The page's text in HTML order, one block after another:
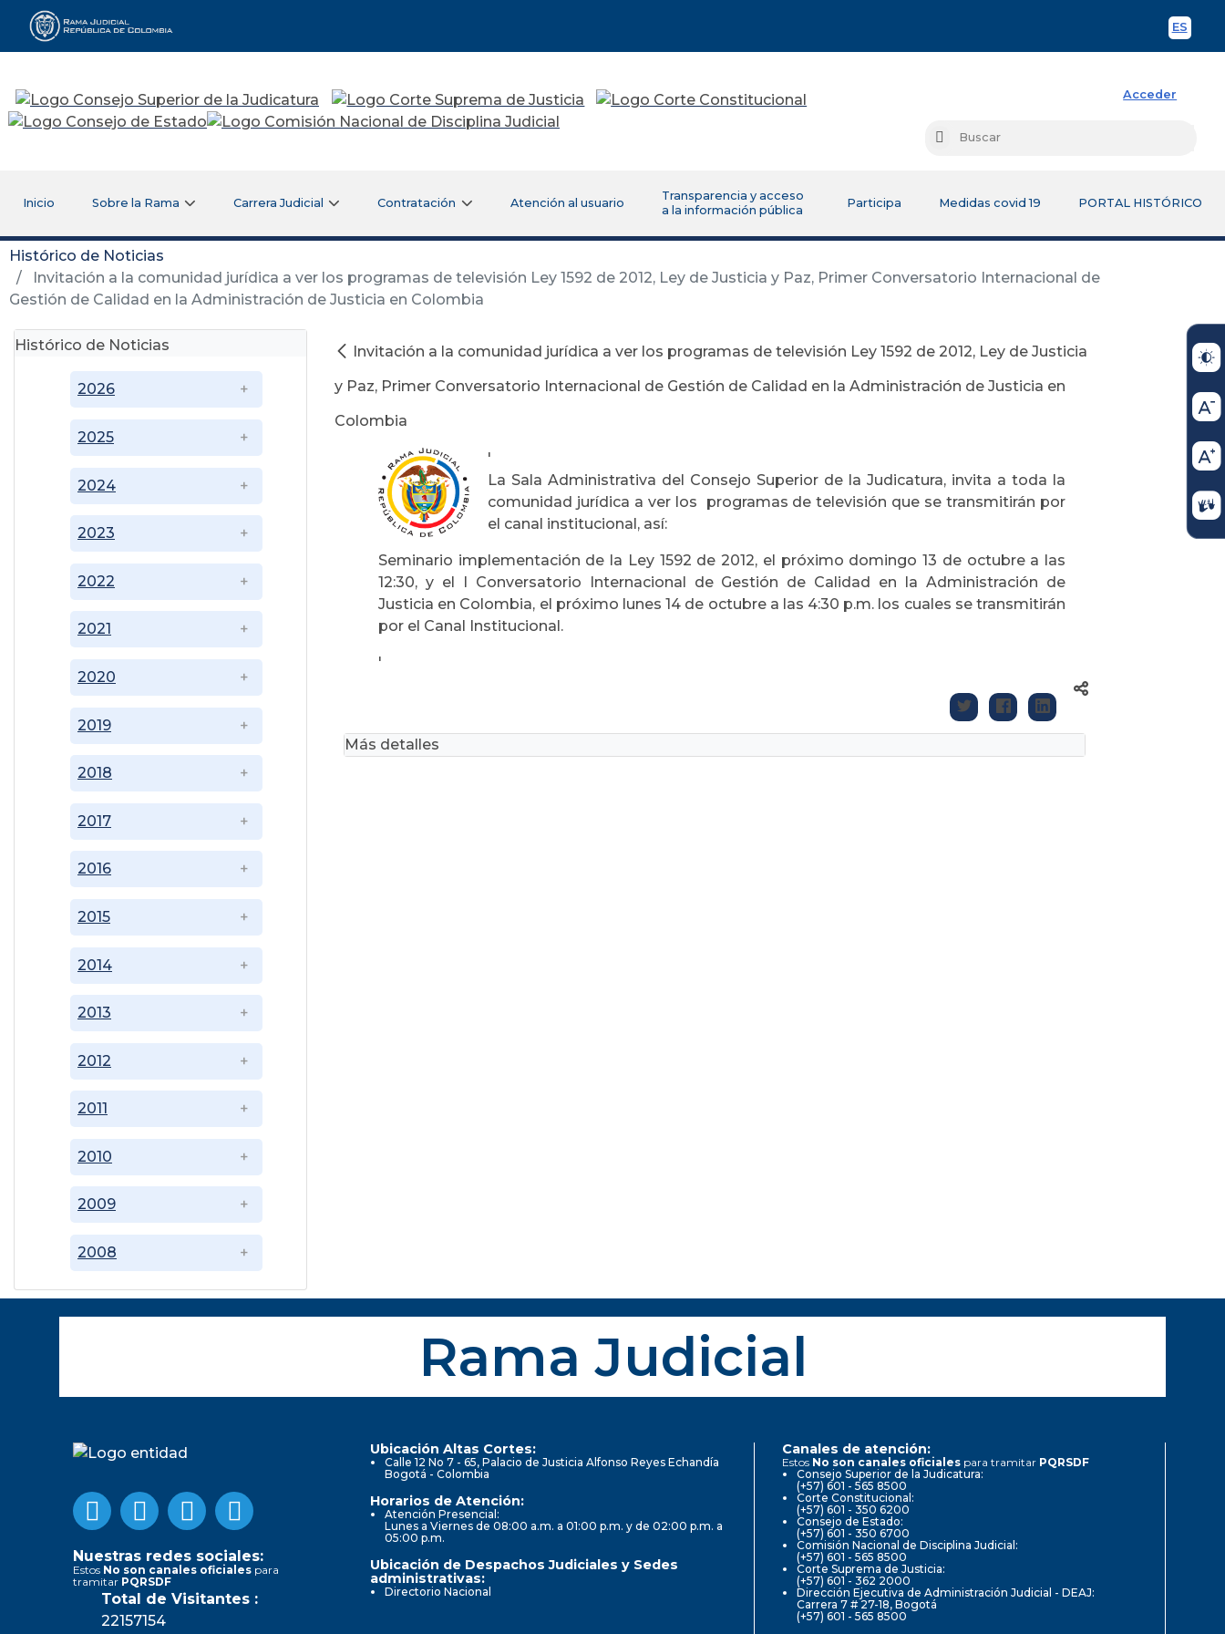
ES
Rama Judicial
Acceder
Buscar
Inicio Sobre la Rama Carrera Judicial Contratación Atención al usuario
Transparencia y acceso
a la información pública
Participa Medidas covid 19 PORTAL HISTÓRICO
Histórico de Noticias
Invitación a la comunidad jurídica a ver los programas de televisión Ley 1592 de 2012, Ley de Justicia y Paz, Primer Conversatorio Internacional de
Gestión de Calidad en la Administración de Justicia en Colombia
Histórico de Noticias
2008
2009
2010
2011
2012
2013
2014
2015
2016
2017
2018
2019
2020
2021
2022
2023
2024
2025
2026
Invitación a la comunidad jurídica a ver los programas de televisión Ley 1592 de 2012, Ley de Justicia
y Paz, Primer Conversatorio Internacional de Gestión de Calidad en la Administración de Justicia en
Colombia
'
La Sala Administrativa del Consejo Superior de la Judicatura, invita a toda la
comunidad jurídica a ver los programas de televisión que se transmitirán por
el canal institucional, así:
Seminario implementación de la Ley 1592 de 2012, el próximo domingo 13 de octubre a las
12:30, y el I Conversatorio Internacional de Gestión de Calidad en la Administración de
Justicia en Colombia, el próximo lunes 14 de octubre a las 4:30 p.m. los cuales se transmitirán
por el Canal Institucional.
'
Más detalles
Rama Judicial
Nuestras redes sociales:
Estos No son canales oficiales para
tramitar PQRSDF
Total de Visitantes :
22157154
Ubicación Altas Cortes:
Calle 12 No 7 - 65, Palacio de Justicia Alfonso Reyes Echandía
Bogotá - Colombia
Horarios de Atención:
Atención Presencial:
Lunes a Viernes de 08:00 a.m. a 01:00 p.m. y de 02:00 p.m. a
05:00 p.m.
Ubicación de Despachos Judiciales y Sedes
administrativas:
Directorio Nacional
Canales de atención:
Estos No son canales oficiales para tramitar PQRSDF
Consejo Superior de la Judicatura:
(+57) 601 - 565 8500
Corte Constitucional:
(+57) 601 - 350 6200
Consejo de Estado:
(+57) 601 - 350 6700
Comisión Nacional de Disciplina Judicial:
(+57) 601 - 565 8500
Corte Suprema de Justicia:
(+57) 601 - 362 2000
Dirección Ejecutiva de Administración Judicial - DEAJ:
Carrera 7 # 27-18, Bogotá
(+57) 601 - 565 8500